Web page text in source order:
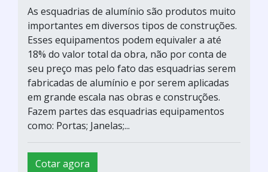
As esquadrias de alumínio são produtos muito
importantes em diversos tipos de construções.
Esses equipamentos podem equivaler a até
18% do valor total da obra, não por conta de
seu preço mas pelo fato das esquadrias serem
fabricadas de alumínio e por serem aplicadas
em grande escala nas obras e construções.
Fazem partes das esquadrias equipamentos
como: Portas; Janelas;...
Cotar agora